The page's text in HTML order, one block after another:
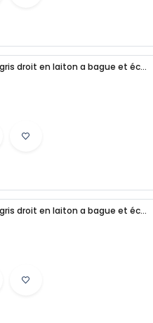
Raccord pneumatique Legris droit en laiton a bague et écrou T12 3/8" BSPT-M
Raccord pneumatique Legris droit en laiton a bague et écrou T12 1/2" BSPT-M